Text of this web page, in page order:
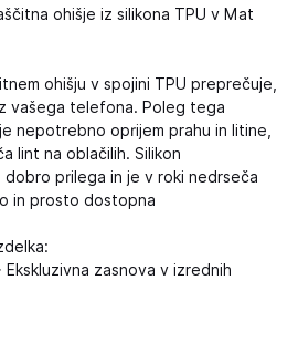
ohišje iz silikona TPU v Mat
ohišju v spojini TPU preprečuje,
vašega telefona. Poleg tega
nepotrebno oprijem prahu in litine,
lint na oblačilih. Silikon
prilega in je v roki nedrseča
in prosto dostopna
Ekskluzivna zasnova v izrednih